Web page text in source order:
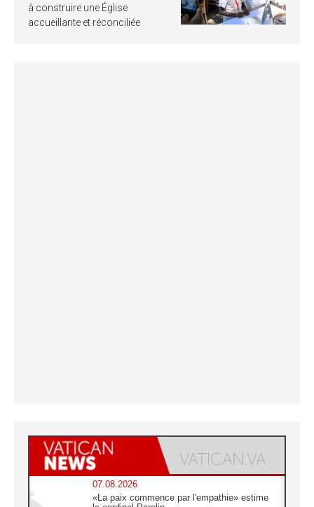
à construire une Église
accueillante et réconciliée
07.08.2026
«La paix commence par l'empathie» estime